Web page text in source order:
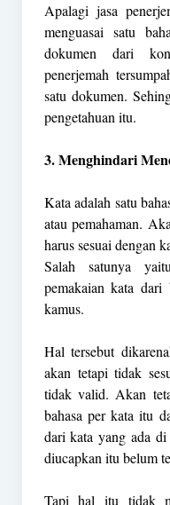
Apalagi jasa
menguasai satu
dokumen dari
penerjemah
satu dokumen.
pengetahuan itu.
3. Menghindari
Kata adalah satu
atau pemahaman.
harus sesuai dengan
Salah satunya
pemakaian kata dari
kamus.
Hal tersebut
akan tetapi tidak
tidak valid. Akan
bahasa per kata itu
dari kata yang ada
diucapkan itu belum
Tapi hal itu tidak